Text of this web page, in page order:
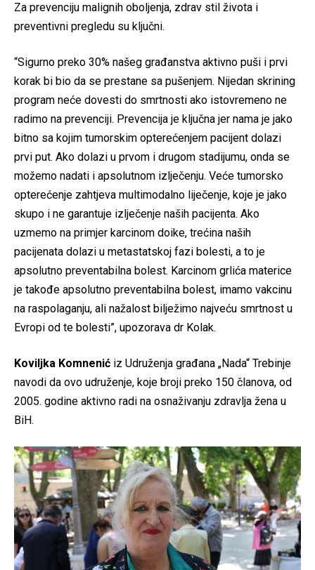
Za prevenciju malignih oboljenja, zdrav stil života i
preventivni pregledu su ključni.
“Sigurno preko 30% našeg građanstva aktivno puši i prvi
korak bi bio da se prestane sa pušenjem. Nijedan skrining
program neće dovesti do smrtnosti ako istovremeno ne
radimo na prevenciji. Prevencija je ključna jer nama je jako
bitno sa kojim tumorskim opterećenjem pacijent dolazi
prvi put. Ako dolazi u prvom i drugom stadijumu, onda se
možemo nadati i apsolutnom izlječenju. Veće tumorsko
opterećenje zahtjeva multimodalno liječenje, koje je jako
skupo i ne garantuje izlječenje naših pacijenta. Ako
uzmemo na primjer karcinom doike, trećina naših
pacijenata dolazi u metastatskoj fazi bolesti, a to je
apsolutno preventabilna bolest. Karcinom grlića materice
je takođe apsolutno preventabilna bolest, imamo vakcinu
na raspolaganju, ali nažalost bilježimo najveću smrtnost u
Evropi od te bolesti”, upozorava dr Kolak.
Koviljka Komnenić iz Udruženja građana „Nada“ Trebinje
navodi da ovo udruženje, koje broji preko 150 članova, od
2005. godine aktivno radi na osnaživanju zdravlja žena u
BiH.